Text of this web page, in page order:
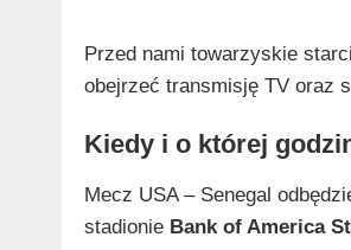
Przed nami towarzyskie
obejrzeć transmisję TV oraz
Kiedy i o której
Mecz USA – Senegal
stadionie Bank of America